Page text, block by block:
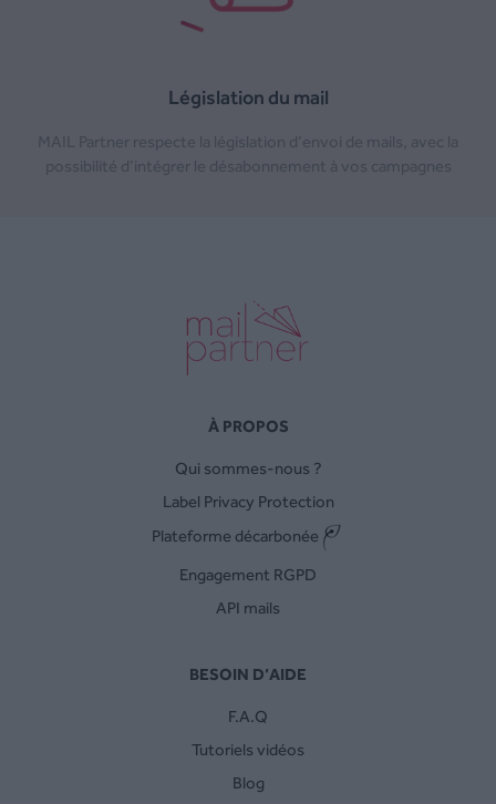
Législation du mail
MAIL Partner respecte la législation d’envoi de mails, avec la
possibilité d’intégrer le désabonnement à vos campagnes
À PROPOS
Qui sommes-nous ?
Label Privacy Protection
Plateforme décarbonée
Engagement RGPD
API mails
BESOIN D’AIDE
F.A.Q
Tutoriels vidéos
Blog